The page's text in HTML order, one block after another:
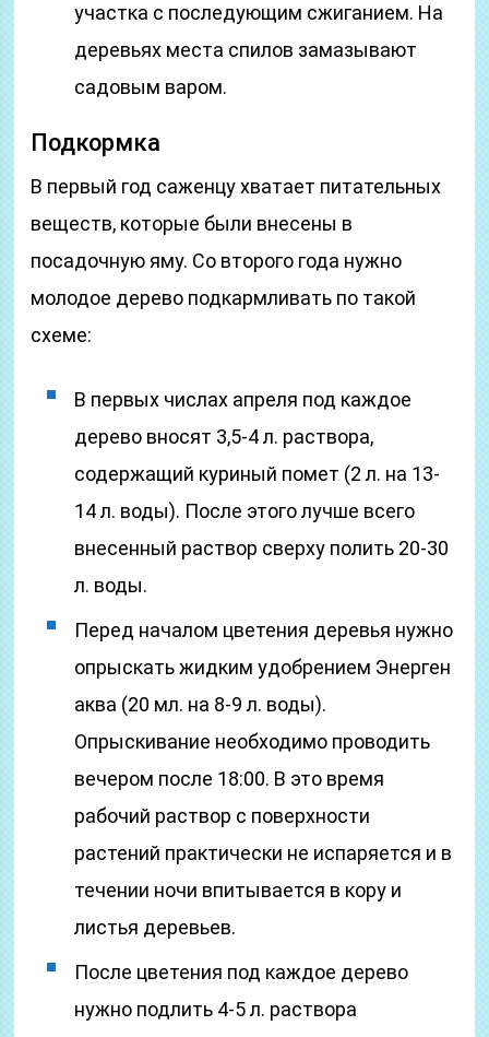
участка с последующим сжиганием. На
деревьях места спилов замазывают
садовым варом.
Подкормка
В первый год саженцу хватает питательных
веществ, которые были внесены в
посадочную яму. Со второго года нужно
молодое дерево подкармливать по такой
схеме:
В первых числах апреля под каждое
дерево вносят 3,5-4 л. раствора,
содержащий куриный помет (2 л. на 13-
14 л. воды). После этого лучше всего
внесенный раствор сверху полить 20-30
л. воды.
Перед началом цветения деревья нужно
опрыскать жидким удобрением Энерген
аква (20 мл. на 8-9 л. воды).
Опрыскивание необходимо проводить
вечером после 18:00. В это время
рабочий раствор с поверхности
растений практически не испаряется и в
течении ночи впитывается в кору и
листья деревьев.
После цветения под каждое дерево
нужно подлить 4-5 л. раствора